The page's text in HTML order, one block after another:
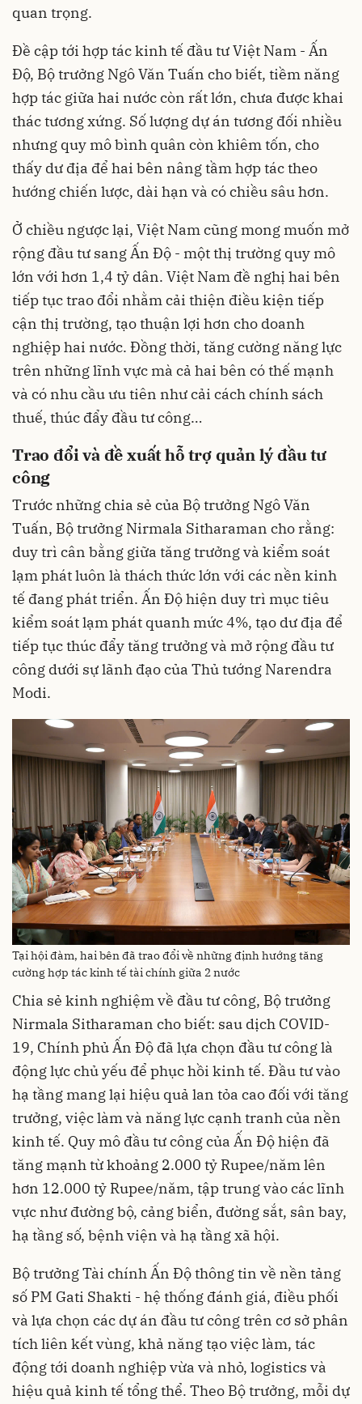
quan trọng.
Đề cập tới hợp tác kinh tế đầu tư Việt Nam - Ấn
Độ, Bộ trưởng Ngô Văn Tuấn cho biết, tiềm năng
hợp tác giữa hai nước còn rất lớn, chưa được khai
thác tương xứng. Số lượng dự án tương đối nhiều
nhưng quy mô bình quân còn khiêm tốn, cho
thấy dư địa để hai bên nâng tầm hợp tác theo
hướng chiến lược, dài hạn và có chiều sâu hơn.
Ở chiều ngược lại, Việt Nam cũng mong muốn mở
rộng đầu tư sang Ấn Độ - một thị trường quy mô
lớn với hơn 1,4 tỷ dân. Việt Nam đề nghị hai bên
tiếp tục trao đổi nhằm cải thiện điều kiện tiếp
cận thị trường, tạo thuận lợi hơn cho doanh
nghiệp hai nước. Đồng thời, tăng cường năng lực
trên những lĩnh vực mà cả hai bên có thế mạnh
và có nhu cầu ưu tiên như cải cách chính sách
thuế, thúc đẩy đầu tư công…
Trao đổi và đề xuất hỗ trợ quản lý đầu tư
công
Trước những chia sẻ của Bộ trưởng Ngô Văn
Tuấn, Bộ trưởng Nirmala Sitharaman cho rằng:
duy trì cân bằng giữa tăng trưởng và kiểm soát
lạm phát luôn là thách thức lớn với các nền kinh
tế đang phát triển. Ấn Độ hiện duy trì mục tiêu
kiểm soát lạm phát quanh mức 4%, tạo dư địa để
tiếp tục thúc đẩy tăng trưởng và mở rộng đầu tư
công dưới sự lãnh đạo của Thủ tướng Narendra
Modi.
Tại hội đàm, hai bên đã trao đổi về những định hướng tăng
cường hợp tác kinh tế tài chính giữa 2 nước
Chia sẻ kinh nghiệm về đầu tư công, Bộ trưởng
Nirmala Sitharaman cho biết: sau dịch COVID-
19, Chính phủ Ấn Độ đã lựa chọn đầu tư công là
động lực chủ yếu để phục hồi kinh tế. Đầu tư vào
hạ tầng mang lại hiệu quả lan tỏa cao đối với tăng
trưởng, việc làm và năng lực cạnh tranh của nền
kinh tế. Quy mô đầu tư công của Ấn Độ hiện đã
tăng mạnh từ khoảng 2.000 tỷ Rupee/năm lên
hơn 12.000 tỷ Rupee/năm, tập trung vào các lĩnh
vực như đường bộ, cảng biển, đường sắt, sân bay,
hạ tầng số, bệnh viện và hạ tầng xã hội.
Bộ trưởng Tài chính Ấn Độ thông tin về nền tảng
số PM Gati Shakti - hệ thống đánh giá, điều phối
và lựa chọn các dự án đầu tư công trên cơ sở phân
tích liên kết vùng, khả năng tạo việc làm, tác
động tới doanh nghiệp vừa và nhỏ, logistics và
hiệu quả kinh tế tổng thể. Theo Bộ trưởng, mỗi dự